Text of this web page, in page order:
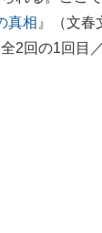
真相 』（文
2回の1回目／